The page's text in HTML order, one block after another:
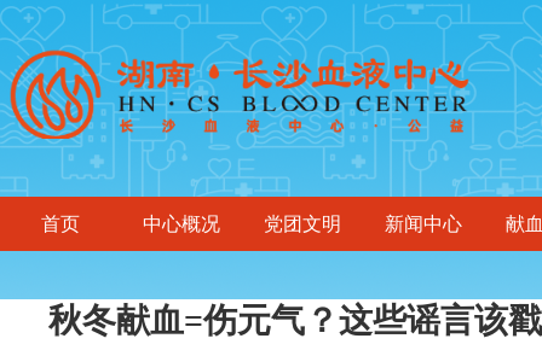
首页 中心概况 党团文明 新闻中心 献
秋冬献血=伤元气？这些谣言该